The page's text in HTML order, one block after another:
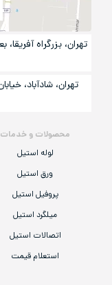
محصولات و خدمات
لوله استیل
ورق استیل
پروفیل استیل
میلگرد استیل
اتصالات استیل
استعلام قیمت
تهران، بزرگراه